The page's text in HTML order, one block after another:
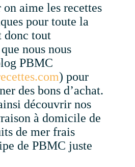
aime les recettes
pour toute la
donc tout
nous nous
PBMC
) pour
des bons d’achat.
découvrir nos
à domicile de
de mer frais
de PBMC juste